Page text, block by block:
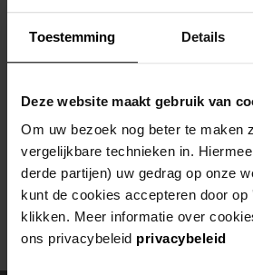
Toestemming Details
Deze website maakt gebruik van
Om uw bezoek nog beter te maken
vergelijkbare technieken in.
derde partijen) uw gedrag op onze
kunt de cookies accepteren door
klikken. Meer informatie over
ons privacybeleid privacybeleid
Helaas, er is een fout opgetreden
Mogelijk kunt u deze pagina niet bezoeken
een verouderde bladwijzer/favoriet
een zoekmachine heeft eenverouderde
eenfout getyptadres